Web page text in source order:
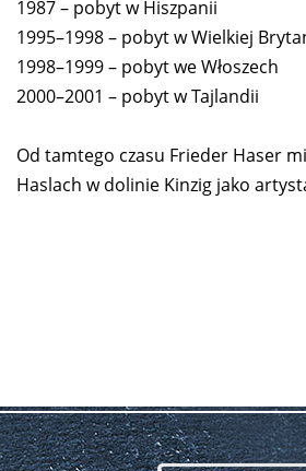
1987 – pobyt w Hiszpanii
1995–1998 – pobyt w Wielkiej
1998–1999 – pobyt we Włoszech
2000–2001 – pobyt w Tajlandii
Od tamtego czasu Frieder Haser
Haslach w dolinie Kinzig jako